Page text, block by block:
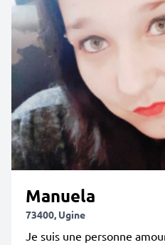
Manuela
73400, Ugine
Je suis une personne